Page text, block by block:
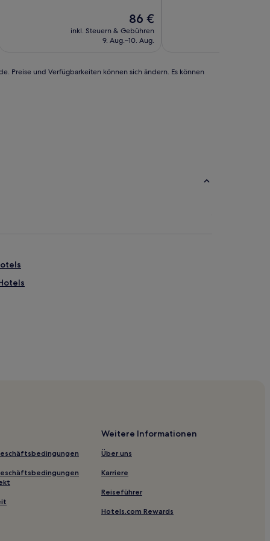
Der
Preis
beträgt
86 €
inkl. Steuern & Gebühren
9. Aug.–10. Aug.
Preise und Verfügbarkeiten können sich ändern. Es können
Weitere Informationen
Über uns
Karriere
Reiseführer
Hotels.com Rewards